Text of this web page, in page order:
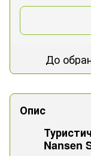
До
Опис
Nansen